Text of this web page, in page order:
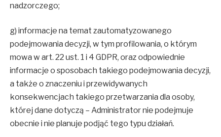
nadzorczego;
g) informacje na temat zautomatyzowanego
podejmowania decyzji, w tym profilowania, o którym
mowa w art. 22 ust. 1 i 4 GDPR, oraz odpowiednie
informacje o sposobach takiego podejmowania decyzji,
a także o znaczeniu i przewidywanych
konsekwencjach takiego przetwarzania dla osoby,
której dane dotyczą – Administrator nie podejmuje
obecnie i nie planuje podjąć tego typu działań.